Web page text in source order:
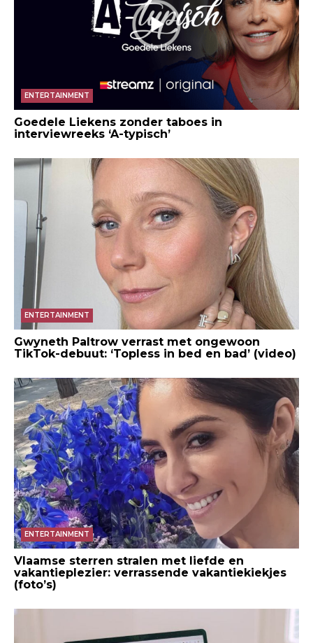
ENTERTAINMENT
Goedele Liekens zonder taboes in
interviewreeks ‘A-typisch’
ENTERTAINMENT
Gwyneth Paltrow verrast met ongewoon
TikTok-debuut: ‘Topless in bed en bad’ (video)
ENTERTAINMENT
Vlaamse sterren stralen met liefde en
vakantieplezier: verrassende vakantiekiekjes
(foto’s)